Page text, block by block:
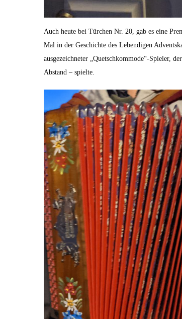
Auch heute bei Türchen Nr. 20, gab es eine
Mal in der Geschichte des Lebendigen
ausgezeichneter „Quetschkommode“-Spieler,
Abstand – spielte.